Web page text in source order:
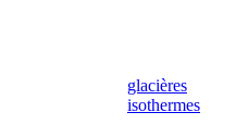
glacières
isothermes